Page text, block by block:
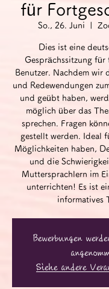
für
So., 26. Juni
Dies ist eine
Gesprächssitzung
Benutzer. Nachdem wir
und Redewendungen
und geübt haben,
möglich über das
sprechen. Fragen
gestellt werden. Ideal
Möglichkeiten haben,
und die
Muttersprachlern im
unterrichten! Es ist
informatives
Bewerbungen
Siehe andere